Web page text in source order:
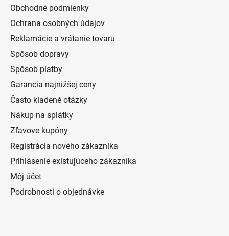
Obchodné podmienky
Ochrana osobných údajov
Reklamácie a vrátanie tovaru
Spôsob dopravy
Spôsob platby
Garancia najnižšej ceny
Často kladené otázky
Nákup na splátky
Zľavove kupóny
Registrácia nového zákazníka
Prihlásenie existujúceho zákazníka
Môj účet
Podrobnosti o objednávke